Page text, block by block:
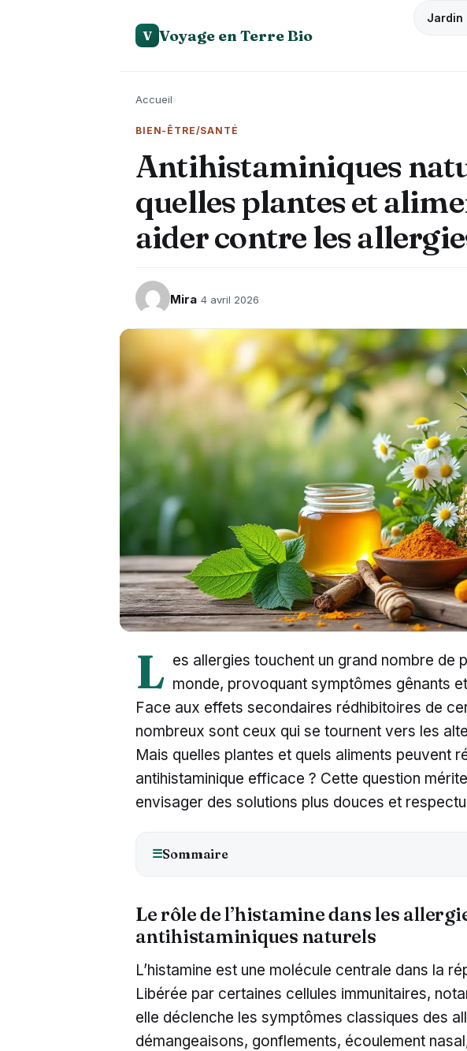
V Voyage en Terre Bio
Jardin
Accueil›
BIEN-ÊTRE/SANTÉ
Antihistaminiques
quelles plantes et
aider contre les
Mira 4 avril 2026
L es allergies touchent un grand nombre de
monde, provoquant symptômes gênants
Face aux effets secondaires rédhibitoires de
nombreux sont ceux qui se tournent vers les
Mais quelles plantes et quels aliments peuvent
antihistaminique efficace ? Cette question
envisager des solutions plus douces et
☰Sommaire
Le rôle de l’histamine dans les
antihistaminiques naturels
L’histamine est une molécule centrale dans la
Libérée par certaines cellules immunitaires,
elle déclenche les symptômes classiques des
démangeaisons, gonflements, écoulement